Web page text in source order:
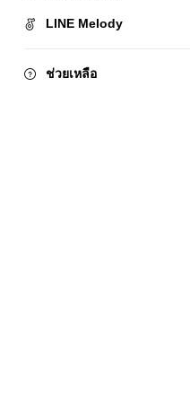
LINE Melody
ช่วยเหลือ